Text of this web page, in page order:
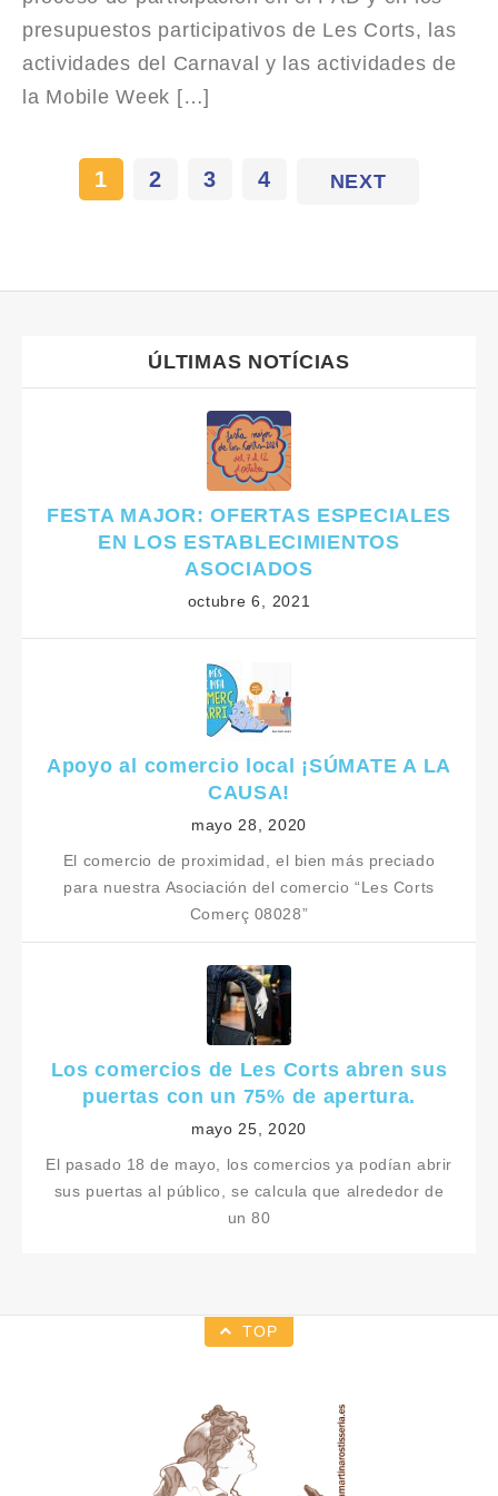
presupuestos participativos de Les Corts, las
actividades del Carnaval y las actividades de
la Mobile Week […]
1 2 3 4 NEXT
ÚLTIMAS NOTÍCIAS
FESTA MAJOR: OFERTAS ESPECIALES
EN LOS ESTABLECIMIENTOS
ASOCIADOS
octubre 6, 2021
Apoyo al comercio local ¡SÚMATE A LA
CAUSA!
mayo 28, 2020
El comercio de proximidad, el bien más preciado
para nuestra Asociación del comercio “Les Corts
Comerç 08028”
Los comercios de Les Corts abren sus
puertas con un 75% de apertura.
mayo 25, 2020
El pasado 18 de mayo, los comercios ya podían abrir
sus puertas al público, se calcula que alrededor de
un 80
TOP